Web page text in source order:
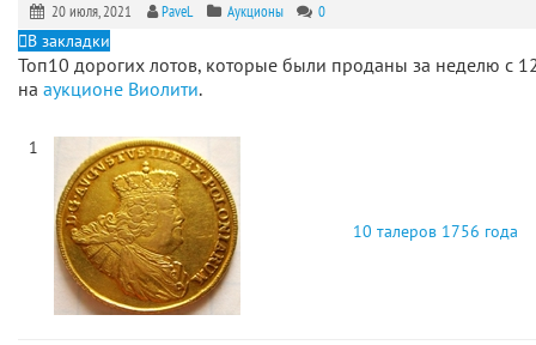
20 июля, 2021 PaveL Аукционы 0
В закладки
Топ10 дорогих лотов, которые были проданы за неделю с
на аукционе Виолити.
1
10 талеров 1756 года